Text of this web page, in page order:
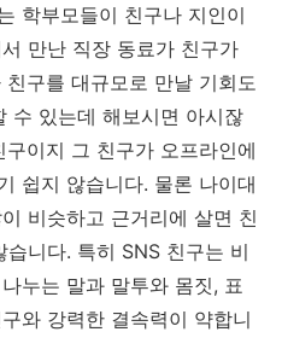
학부모들이 친구나 지인이
만난 직장 동료가 친구가
구를 대규모로 만날 기회도
수 있는데 해보시면 아시잖
이지 그 친구가 오프라인에
쉽지 않습니다. 물론 나이대
비슷하고 근거리에 살면 친
니다. 특히 SNS 친구는 비
누는 말과 말투와 몸짓, 표
와 강력한 결속력이 약합니